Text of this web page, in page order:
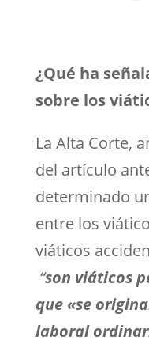
¿Qué ha
sobre los
La Alta Corte,
del artículo
determinado
entre los
viáticos
“son viáticos
que «se
laboral